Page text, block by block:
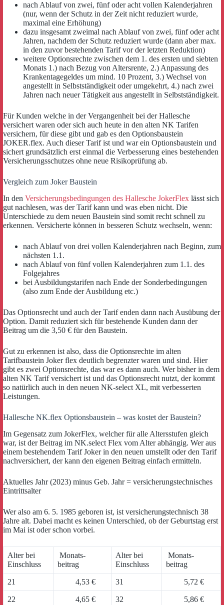
nach Ablauf von zwei, fünf oder acht vollen Kalenderjahren
(nur, wenn der Schutz in der Zeit nicht reduziert wurde,
maximal eine Erhöhung)
dazu insgesamt zweimal nach Ablauf von zwei, fünf oder acht
Jahren, nachdem der Schutz reduziert wurde (dann aber max.
in den zuvor bestehenden Tarif vor der letzten Reduktion)
weitere Optionsrechte zwischen dem 1. des ersten und siebten
Monats 1.) nach Bezug von Altersrente, 2.) Anpassung des
Krankentagegeldes um mind. 10 Prozent, 3.) Wechsel von
angestellt in Selbstständigkeit oder umgekehrt, 4.) nach zwei
Jahren nach neuer Tätigkeit aus angestellt in Selbstständigkeit.
Für Kunden welche in der Vergangenheit bei der Hallesche
versichert waren oder sich auch heute in den alten NK Tarifen
versichern, für diese gibt und gab es den Optionsbaustein
JOKER.flex. Auch dieser Tarif ist und war ein Optionsbaustein und
sichert grundsätzlich erst einmal die Verbesserung eines bestehenden
Versicherungsschutzes ohne neue Risikoprüfung ab.
Vergleich zum Joker Baustein
In den Versicherungsbedingungen des Hallesche JokerFlex lässt sich
gut nachlesen, was der Tarif kann und was eben nicht. Die
Unterschiede zu dem neuen Baustein sind somit recht schnell zu
erkennen. Versicherte können in besseren Schutz wechseln, wenn:
nach Ablauf von drei vollen Kalenderjahren nach Beginn, zum
nächsten 1.1.
nach Ablauf von fünf vollen Kalenderjahren zum 1.1. des
Folgejahres
bei Ausbildungstarifen nach Ende der Sonderbedingungen
(also zum Ende der Ausbildung etc.)
Das Optionsrecht und auch der Tarif enden dann nach Ausübung der
Option. Damit reduziert sich für bestehende Kunden dann der
Beitrag um die 3,50 € für den Baustein.
Gut zu erkennen ist also, dass die Optionsrechte im alten
Tarifbaustein Joker flex deutlich begrenzter waren und sind. Hier
gibt es zwei Optionsrechte, das war es dann auch. Wer bisher in dem
alten NK Tarif versichert ist und das Optionsrecht nutzt, der kommt
so natürlich auch in den neuen NK-select XL, mit verbesserten
Leistungen.
Hallesche NK.flex Optionsbaustein – was kostet der Baustein?
Im Gegensatz zum JokerFlex, welcher für alle Altersstufen gleich
war, ist der Beitrag im NK.select Flex vom Alter abhängig. Wer aus
einem bestehendem Tarif Joker in den neuen umstellt oder den Tarif
nachversichert, der kann den eigenen Beitrag einfach ermitteln.
Aktuelles Jahr (2023) minus Geb. Jahr = versicherungstechnisches
Eintrittsalter
Wer also am 6. 5. 1985 geboren ist, ist versicherungstechnisch 38
Jahre alt. Dabei macht es keinen Unterschied, ob der Geburtstag erst
im Mai ist oder schon vorbei.
Alter bei
Einschluss
Monats-
beitrag
Alter bei
Einschluss
Monats-
beitrag
21 4,53 € 31 5,72 €
22 4,65 € 32 5,86 €